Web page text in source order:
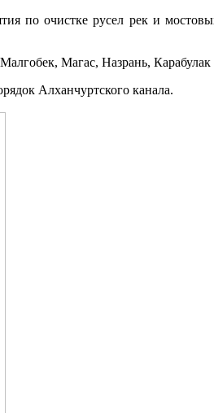
по очистке русел рек и
Магас, Назрань,
Алханчуртского канала.